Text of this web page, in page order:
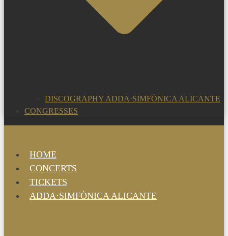
DISCOGRAPHY ADDA·SIMFÒNICA ALICANTE
CONGRESSES
HOME
CONCERTS
TICKETS
ADDA·SIMFÒNICA ALICANTE